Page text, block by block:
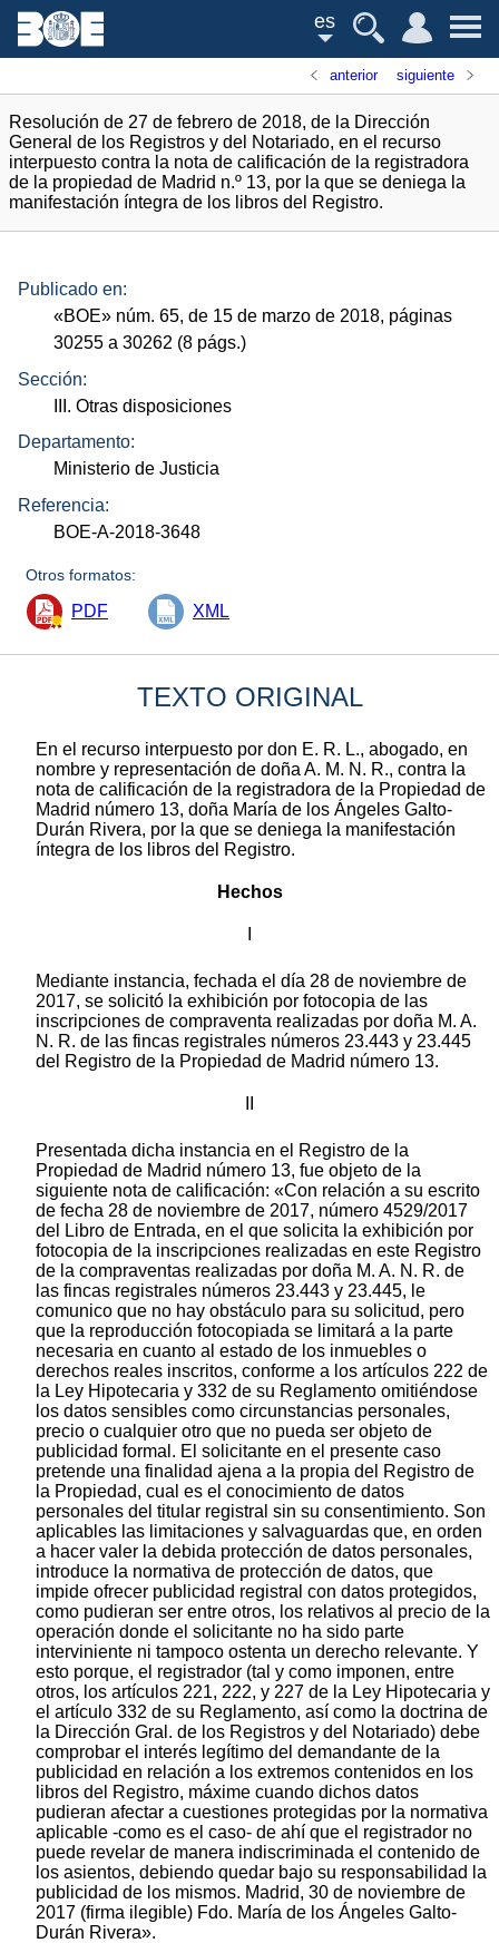
es
anterior siguiente
Resolución de 27 de febrero de 2018, de la Dirección
General de los Registros y del Notariado, en el recurso
interpuesto contra la nota de calificación de la registradora
de la propiedad de Madrid n.º 13, por la que se deniega la
manifestación íntegra de los libros del Registro.
Publicado en:
«BOE» núm. 65, de 15 de marzo de 2018, páginas
30255 a 30262 (8 págs.)
Sección:
III. Otras disposiciones
Departamento:
Ministerio de Justicia
Referencia:
BOE-A-2018-3648
Otros formatos:
PDF XML
TEXTO ORIGINAL
En el recurso interpuesto por don E. R. L., abogado, en
nombre y representación de doña A. M. N. R., contra la
nota de calificación de la registradora de la Propiedad de
Madrid número 13, doña María de los Ángeles Galto-
Durán Rivera, por la que se deniega la manifestación
íntegra de los libros del Registro.
Hechos
Mediante instancia, fechada el día 28 de noviembre de
2017, se solicitó la exhibición por fotocopia de las
inscripciones de compraventa realizadas por doña M. A.
N. R. de las fincas registrales números 23.443 y 23.445
del Registro de la Propiedad de Madrid número 13.
Presentada dicha instancia en el Registro de la
Propiedad de Madrid número 13, fue objeto de la
siguiente nota de calificación: «Con relación a su escrito
de fecha 28 de noviembre de 2017, número 4529/2017
del Libro de Entrada, en el que solicita la exhibición por
fotocopia de la inscripciones realizadas en este Registro
de la compraventas realizadas por doña M. A. N. R. de
las fincas registrales números 23.443 y 23.445, le
comunico que no hay obstáculo para su solicitud, pero
que la reproducción fotocopiada se limitará a la parte
necesaria en cuanto al estado de los inmuebles o
derechos reales inscritos, conforme a los artículos 222 de
la Ley Hipotecaria y 332 de su Reglamento omitiéndose
los datos sensibles como circunstancias personales,
precio o cualquier otro que no pueda ser objeto de
publicidad formal. El solicitante en el presente caso
pretende una finalidad ajena a la propia del Registro de
la Propiedad, cual es el conocimiento de datos
personales del titular registral sin su consentimiento. Son
aplicables las limitaciones y salvaguardas que, en orden
a hacer valer la debida protección de datos personales,
introduce la normativa de protección de datos, que
impide ofrecer publicidad registral con datos protegidos,
como pudieran ser entre otros, los relativos al precio de la
operación donde el solicitante no ha sido parte
interviniente ni tampoco ostenta un derecho relevante. Y
esto porque, el registrador (tal y como imponen, entre
otros, los artículos 221, 222, y 227 de la Ley Hipotecaria y
el artículo 332 de su Reglamento, así como la doctrina de
la Dirección Gral. de los Registros y del Notariado) debe
comprobar el interés legítimo del demandante de la
publicidad en relación a los extremos contenidos en los
libros del Registro, máxime cuando dichos datos
pudieran afectar a cuestiones protegidas por la normativa
aplicable -como es el caso- de ahí que el registrador no
puede revelar de manera indiscriminada el contenido de
los asientos, debiendo quedar bajo su responsabilidad la
publicidad de los mismos. Madrid, 30 de noviembre de
2017 (firma ilegible) Fdo. María de los Ángeles Galto-
Durán Rivera».